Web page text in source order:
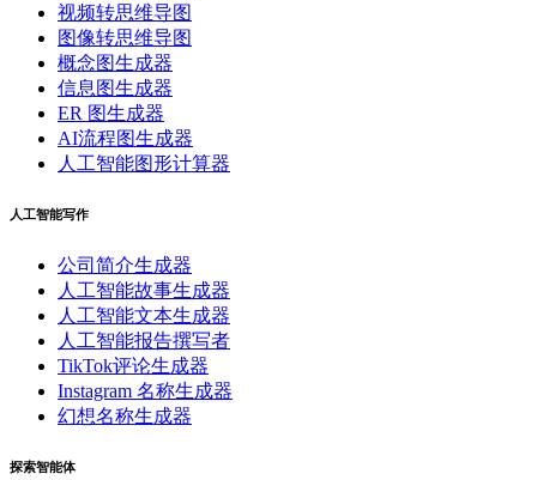
视频转思维导图
图像转思维导图
概念图生成器
信息图生成器
ER 图生成器
AI流程图生成器
人工智能图形计算器
人工智能写作
公司简介生成器
人工智能故事生成器
人工智能文本生成器
人工智能报告撰写者
TikTok评论生成器
Instagram 名称生成器
幻想名称生成器
探索智能体